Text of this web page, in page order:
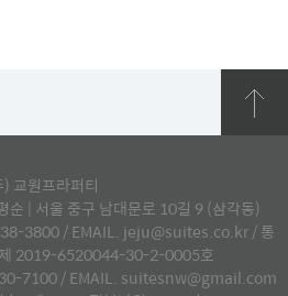
) 교원프라퍼티
순 | 서울 중구 남대문로 10길 9 (삼각동)
3800 / EMAIL. jeju@suites.co.kr / 통
제 2019-6520044-30-2-0005호
7100 / EMAIL. suitesnw@gmail.com